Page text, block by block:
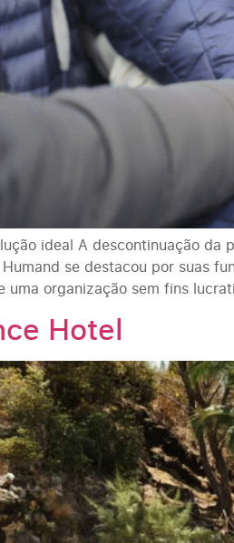
ideal A descontinuação
se destacou por suas
uma organização sem fins
Hotel